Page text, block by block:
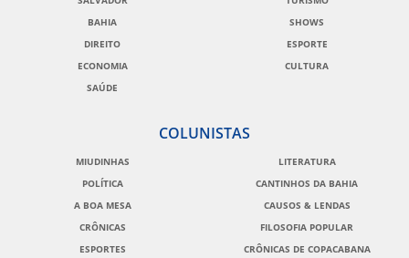
BAHIA
DIREITO
ECONOMIA
SAÚDE
SHOWS
ESPORTE
CULTURA
COLUNISTAS
MIUDINHAS
POLÍTICA
A BOA MESA
CRÔNICAS
ESPORTES
LITERATURA
CANTINHOS DA BAHIA
CAUSOS & LENDAS
FILOSOFIA POPULAR
CRÔNICAS DE COPACABANA